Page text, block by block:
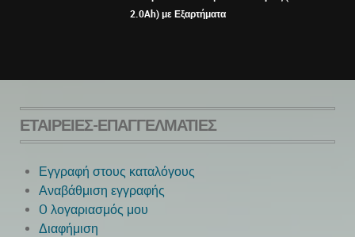
2.0Ah) με Εξαρτήματα
Next
ΕΤΑΙΡΕΊΕΣ-ΕΠΑΓΓΕΛΜΑΤΊΕΣ
Εγγραφή στους καταλόγους
Αναβάθμιση εγγραφής
O λογαριασμός μου
Διαφήμιση